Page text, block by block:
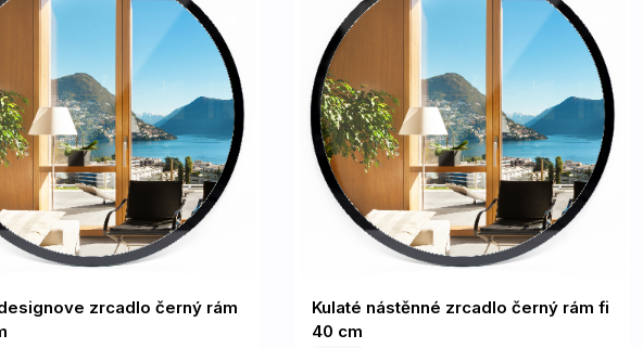
zrcadlo černý rám
Kulaté nástěnné zrcadlo černý rám fi
40 cm